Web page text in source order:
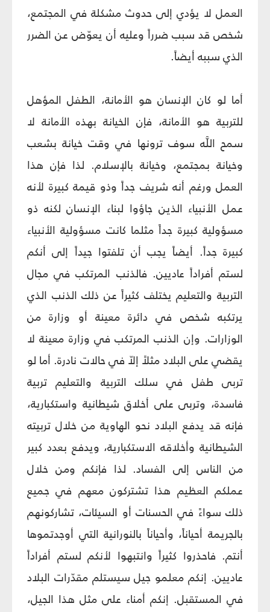
العمل لا يؤدي إلى حدوث مشكلة في المجتمع،
شخص قد سبب ضرراً وعليه أن يعوّض عن الضرر
الذي سببه أيضاً.
أما لو كان الإنسان هو الأمانة، الطفل المؤهل
للتربية هو الأمانة، فإن الخيانة بهذه الأمانة لا
سمح اللَّه سوف ترونها في وقت خيانة بشعب
وخيانة بمجتمع، وخيانة بالإسلام. لذا فإن هذا
العمل ورغم أنه شريف جداً وذو قيمة كبيرة لأنه
عمل الأنبياء الذين جاؤوا لبناء الإنسان لكنه ذو
مسؤولية كبيرة جداً مثلما كانت مسؤولية الأنبياء
كبيرة جداً. أيضاً يجب أن تلفتوا جيداً إلى أنكم
لستم أفراداً عاديين. فالذنب المرتكب في مجال
التربية والتعليم يختلف كثيراً عن ذلك الذنب الذي
يرتكبه شخص في دائرة معينة أو وزارة من
الوزارات. وإن الذنب المرتكب في وزارة معينة لا
يقضي على البلاد مثلاً إلاّ في حالات نادرة. أما لو
تربى طفل في سلك التربية والتعليم تربية
فاسدة، وتربى على أخلاق شيطانية واستكبارية،
فإنه قد يدفع البلاد نحو الهاوية من خلال تربيته
الشيطانية وأخلاقه الاستكبارية، ويدفع بعدد كبير
من الناس إلى الفساد. لذا فإنكم ومن خلال
عملكم العظيم هذا تشتركون معهم في جميع
ذلك سواءً في الحسنات أو السيئات، تشاركونهم
بالجريمة أحياناً، وأحياناً بالنورانية التي أوجدتموها
أنتم. فاحذروا كثيراً وانتبهوا لأنكم لستم أفراداً
عاديين. إنكم معلمو جيل سيستلم مقدّرات البلاد
في المستقبل. إنكم أمناء على مثل هذا الجيل،